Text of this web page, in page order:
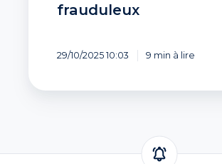
frauduleux
29/10/2025 10:03 9 min à lire